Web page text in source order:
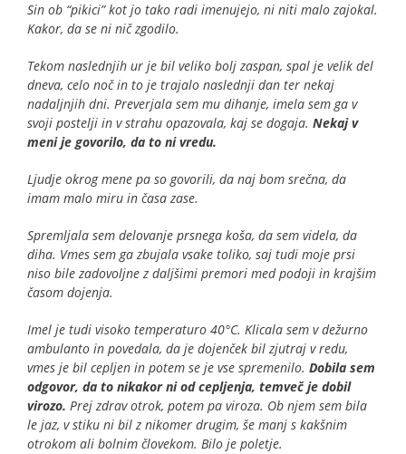
Sin ob “pikici” kot jo tako radi imenujejo, ni niti malo zajokal.
Kakor, da se ni nič zgodilo.
Tekom naslednjih ur je bil veliko bolj zaspan, spal je velik del
dneva, celo noč in to je trajalo naslednji dan ter nekaj
nadaljnjih dni. Preverjala sem mu dihanje, imela sem ga v
svoji postelji in v strahu opazovala, kaj se dogaja. Nekaj v
meni je govorilo, da to ni vredu.
Ljudje okrog mene pa so govorili, da naj bom srečna, da
imam malo miru in časa zase.
Spremljala sem delovanje prsnega koša, da sem videla, da
diha. Vmes sem ga zbujala vsake toliko, saj tudi moje prsi
niso bile zadovoljne z daljšimi premori med podoji in krajšim
časom dojenja.
Imel je tudi visoko temperaturo 40°C. Klicala sem v dežurno
ambulanto in povedala, da je dojenček bil zjutraj v redu,
vmes je bil cepljen in potem se je vse spremenilo. Dobila sem
odgovor, da to nikakor ni od cepljenja, temveč je dobil
virozo. Prej zdrav otrok, potem pa viroza. Ob njem sem bila
le jaz, v stiku ni bil z nikomer drugim, še manj s kakšnim
otrokom ali bolnim človekom. Bilo je poletje.